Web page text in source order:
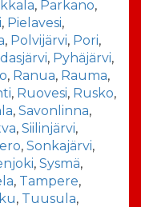
, Parkano,
, Pielavesi,
, Polvijärvi, Pori,
, Pyhäjärvi,
, Ranua, Rauma,
, Ruovesi, Rusko,
, Savonlinna,
, Siilinjärvi,
, Sonkajärvi,
, Sysmä,
, Tampere,
, Tuusula,